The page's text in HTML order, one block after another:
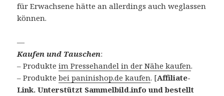
für Erwachsene hätte an allerdings auch weglassen
können.
—
Kaufen und Tauschen:
– Produkteim Pressehandel in der Nähe kaufen.
– Produktebei paninishop.de kaufen. [Affiliate-
Link. Unterstützt Sammelbild.info und bestellt